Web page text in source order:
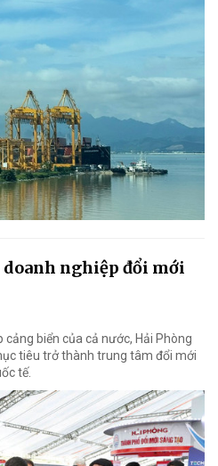
nghiệp đổi mới
biển của cả nước, Hải Phòng
tiêu trở thành trung tâm đổi mới
tế.